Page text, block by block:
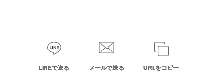
LINEで送る メールで送る URLをコピー